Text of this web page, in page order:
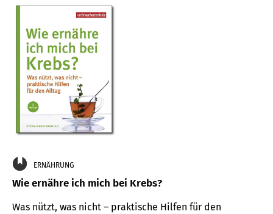
ERNÄHRUNG
Wie ernähre ich mich bei Krebs?
Was nützt, was nicht – praktische Hilfen für den